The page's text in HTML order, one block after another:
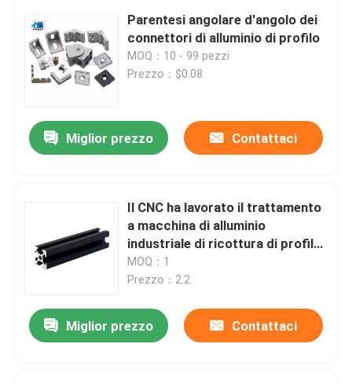
Parentesi angolare d'angolo dei
connettori di alluminio di profilo
MOQ：10 - 99 pezzi
Prezzo：$0.08
Miglior prezzo Contattaci
Il CNC ha lavorato il trattamento
a macchina di alluminio
industriale di ricottura di profilo
5052
MOQ：1
Prezzo：2.2
Miglior prezzo Contattaci